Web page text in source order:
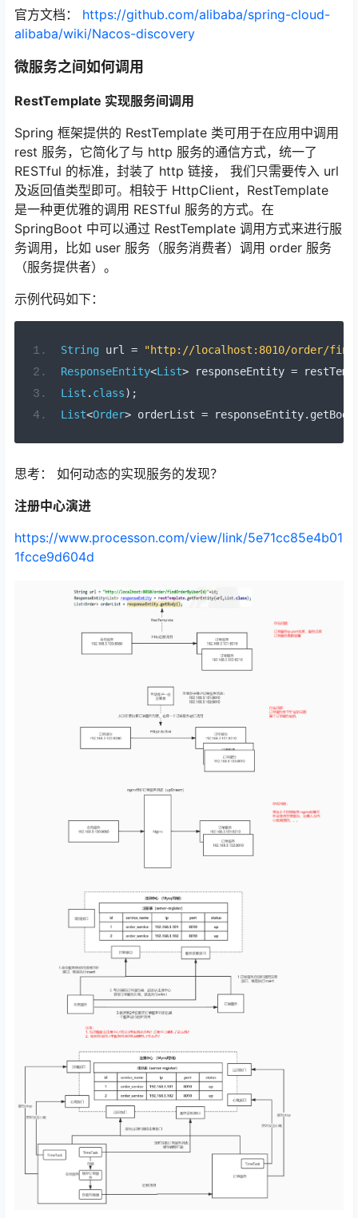
官方文档： https://github.com/alibaba/spring-cloud-
alibaba/wiki/Nacos-discovery
微服务之间如何调用
RestTemplate 实现服务间调用
Spring 框架提供的 RestTemplate 类可用于在应用中调用
rest 服务，它简化了与 http 服务的通信方式，统一了
RESTful 的标准，封装了 http 链接， 我们只需要传入 url
及返回值类型即可。相较于 HttpClient，RestTemplate
是一种更优雅的调用 RESTful 服务的方式。在
SpringBoot 中可以通过 RestTemplate 调用方式来进行服
务调用，比如 user 服务（服务消费者）调用 order 服务
（服务提供者）。
示例代码如下：
String url =
"http://localhost:8010/order/
ResponseEntity<List> responseEntity =
List . class);
List<Order> orderList = responseEntity. getBody
思考： 如何动态的实现服务的发现？
注册中心演进
https://www.processon.com/view/link/5e71cc85e4b01
1fcce9d604d